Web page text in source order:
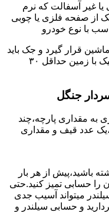
غیر آسفالت که نرم
از صفحه فلزی یا چوبی
با نوع خودرو
قرار گیرد و جک باید
خودرو را به نحوی بالا ببرد تا فاصله لاستیک با زمین حداقل ۳۰
جنگل
مقداری پارچه،چند
عدد قیف و مقداری
باشید،پیش از هر بار
را حسابی تمیز کنید.حتی
میتواند آسیب جدی
و حسابی سیلندر و